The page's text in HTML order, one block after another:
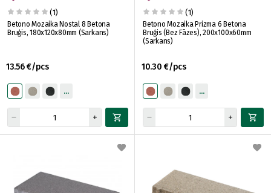
(1)
Betono Mozaika Nostal 8 Betona
Bruģis, 180x120x80mm (Sarkans)
13.56 €/pcs
(1)
Betono Mozaika Prizma 6 Betona
Bruģis (Bez Fāzes), 200x100x60mm
(Sarkans)
10.30 €/pcs